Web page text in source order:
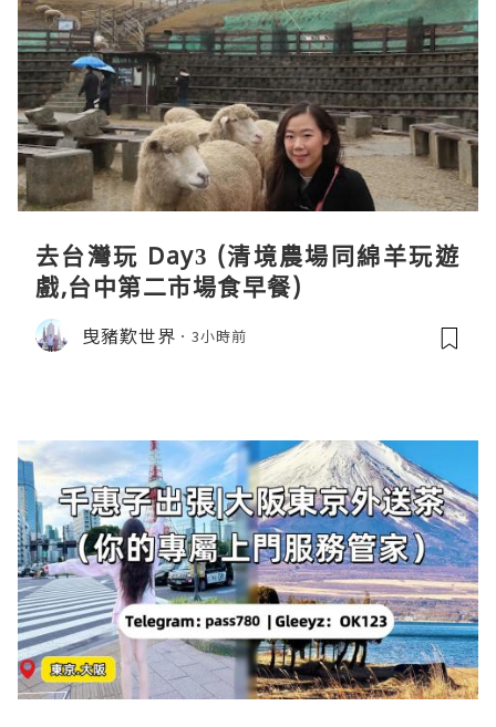
去台灣玩 Day3 (清境農場同綿羊玩遊
戲,台中第二市場食早餐)
曳豬歎世界 3小時前